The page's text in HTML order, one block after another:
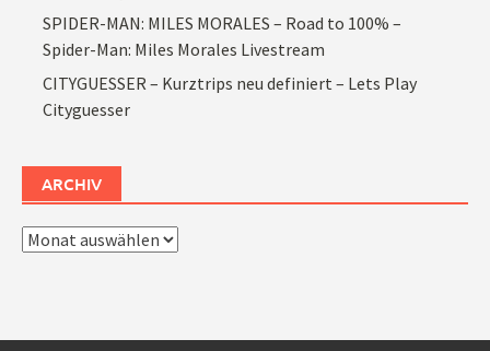
SPIDER-MAN: MILES MORALES – Road to 100% –
Spider-Man: Miles Morales Livestream
CITYGUESSER – Kurztrips neu definiert – Lets Play
Cityguesser
ARCHIV
Archiv